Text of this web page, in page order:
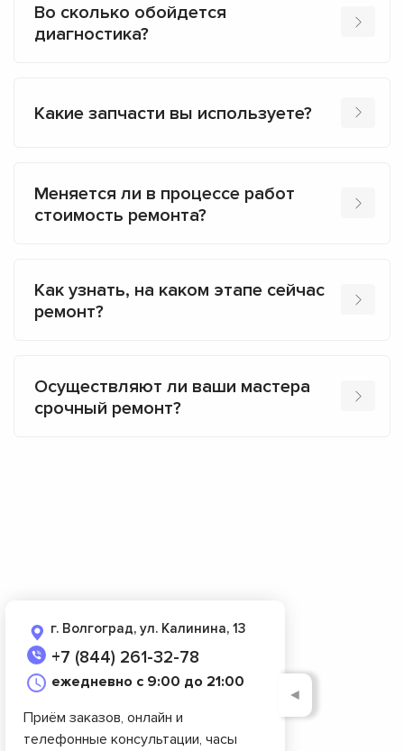
Во сколько обойдется
диагностика?
Какие запчасти вы используете?
Меняется ли в процессе работ
стоимость ремонта?
Как узнать, на каком этапе сейчас
ремонт?
Осуществляют ли ваши мастера
срочный ремонт?
г. Волгоград, ул. Калинина, 13
+7 (844) 261-32-78
ежедневно с 9:00 до 21:00
Приём заказов, онлайн и
телефонные консультации, часы
◄